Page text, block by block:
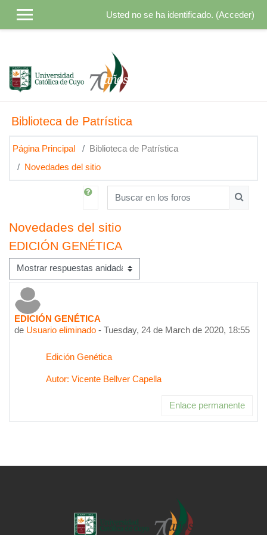
Salta al contenido principal Usted no se ha identificado. (Acceder)
Biblioteca de Patrística
Página Principal
Biblioteca de Patrística
Novedades del sitio
Buscar en los foros
Novedades del sitio
EDICIÓN GENÉTICA
Mostrar modo
EDICIÓN GENÉTICA
de Usuario eliminado - Tuesday, 24 de March de 2020, 18:55
Número de respuestas: 0
Edición Genética
Autor: Vicente Bellver Capella
Enlace permanente